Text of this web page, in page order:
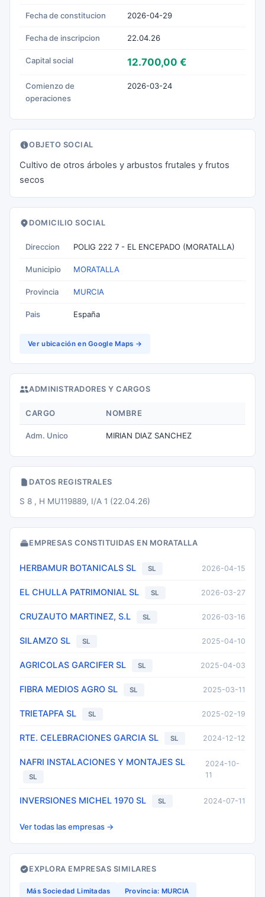
Fecha de constitucion 2026-04-29
Fecha de inscripcion 22.04.26
Capital social 12.700,00 €
Comienzo de
operaciones
2026-03-24
OBJETO SOCIAL
Cultivo de otros árboles y arbustos frutales y frutos
secos
DOMICILIO SOCIAL
Direccion POLIG 222 7 - EL ENCEPADO (MORATALLA)
Municipio MORATALLA
Provincia MURCIA
Pais España
Ver ubicación en Google Maps →
ADMINISTRADORES Y CARGOS
CARGO NOMBRE
Adm. Unico MIRIAN DIAZ SANCHEZ
DATOS REGISTRALES
S 8 , H MU119889, I/A 1 (22.04.26)
EMPRESAS CONSTITUIDAS EN MORATALLA
HERBAMUR BOTANICALS SL SL 2026-04-15
EL CHULLA PATRIMONIAL SL SL 2026-03-27
CRUZAUTO MARTINEZ, S.L SL 2026-03-16
SILAMZO SL SL 2025-04-10
AGRICOLAS GARCIFER SL SL 2025-04-03
FIBRA MEDIOS AGRO SL SL 2025-03-11
TRIETAPFA SL SL 2025-02-19
RTE. CELEBRACIONES GARCIA SL SL 2024-12-12
NAFRI INSTALACIONES Y MONTAJES SL
SL
2024-10-
11
INVERSIONES MICHEL 1970 SL SL 2024-07-11
Ver todas las empresas →
EXPLORA EMPRESAS SIMILARES
Más Sociedad Limitadas Provincia: MURCIA